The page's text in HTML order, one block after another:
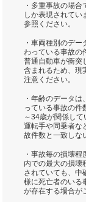
・多重事故の場
しか表現されてい
参照ください。
・車両種別のデ
わっている事故の
普通自動車が衝突
含まれるため、現
注意ください。
・年齢のデータ
っている事故の件
～34歳が関係し
運転手や同乗者な
故件数と一致しな
・事故毎の損壊
内での最大の損壊
されていても、中
様に死亡者のいる
が存在する場合が